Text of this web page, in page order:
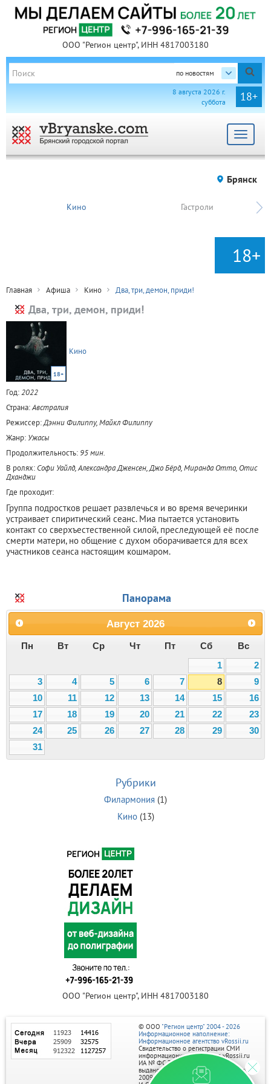
ООО "Регион центр", ИНН 4817003180
по новостям
18+
8 августа 2026 г.
суббота
Toggle
Брянск
Кино Гастроли
18+
Главная Афиша Кино Два, три, демон, приди!
Два, три, демон, приди!
18+
Кино
Год:2022
Страна:Австралия
Режиссер:Дэнни Филиппу, Майкл Филиппу
Жанр: Ужасы
Продолжительность: 95 мин.
В ролях: Софи Уайлд, Александра Дженсен, Джо Бёрд, Миранда Отто, Отис
Дханджи
Где проходит:
Группа подростков решает развлечься и во время вечеринки
устраивает спиритический сеанс. Миа пытается установить
контакт со сверхъестественной силой, преследующей её после
смерти матери, но общение с духом оборачивается для всех
участников сеанса настоящим кошмаром.
Панорама
Август 2026
Пн Вт Ср Чт Пт Сб
Вс
1
2
3
4 5 6 7 8
9
10
11 12 13 14 15
16
17
18 19 20 21 22
23
24
25 26 27 28 29
30
31
Рубрики
Филармония (1)
Кино(13)
ООО "Регион центр", ИНН 4817003180
© ООО "Регион центр" 2004 - 2026
Информационное наполнение:
Информационное агентство vRossii.ru
Свидетельство о регистрации СМИ
информационного агентства vRossii.ru
ИА № ФС 77‑35502
выдано РОСКОМНАДЗОРом 04 марта
2009г.